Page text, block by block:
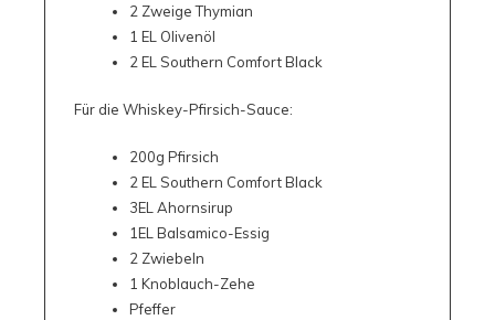
2 Zweige Thymian
1 EL Olivenöl
2 EL Southern Comfort Black
Für die Whiskey-Pfirsich-Sauce:
200g Pfirsich
2 EL Southern Comfort Black
3EL Ahornsirup
1EL Balsamico-Essig
2 Zwiebeln
1 Knoblauch-Zehe
Pfeffer